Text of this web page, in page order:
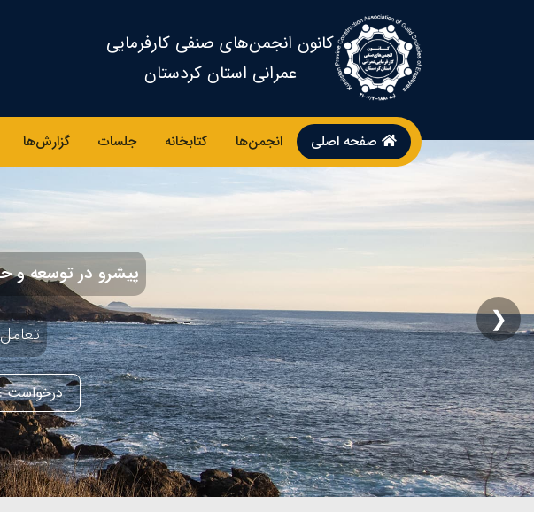
کانون انجمن‌های صنفی کارفرمایی
عمرانی استان کردستان
صفحه اصلی انجمن‌ها کتابخانه جلسات گزارش‌ها
❮
پیشرو در توسعه و